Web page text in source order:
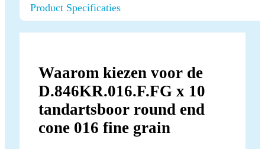
Product Specificaties
Waarom kiezen voor de
D.846KR.016.F.FG x 10
tandartsboor round end
cone 016 fine grain